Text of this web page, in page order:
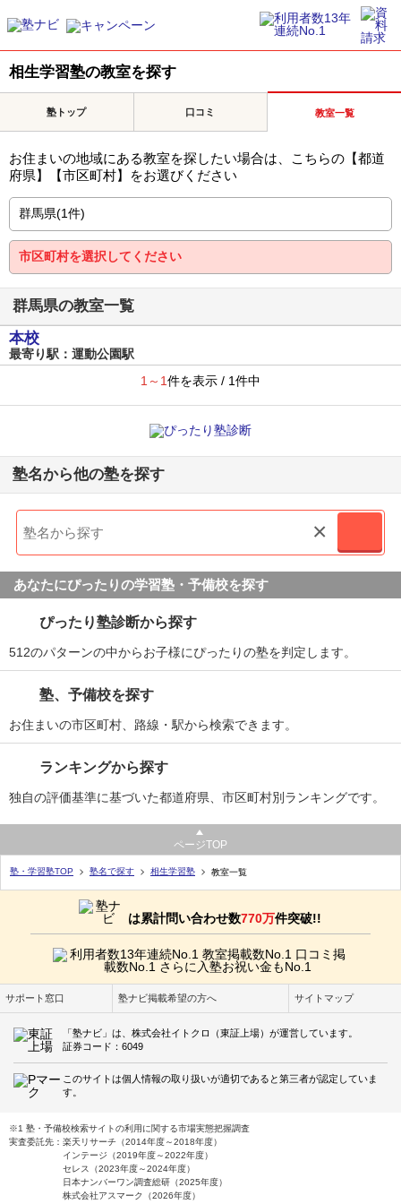
相生学習塾の教室を探す
塾トップ 口コミ 教室一覧
お住まいの地域にある教室を探したい場合は、こちらの【都道
府県】【市区町村】をお選びください
群馬県の教室一覧
本校
最寄り駅：運動公園駅
1～1件を表示 / 1件中
塾名から他の塾を探す
×
あなたにぴったりの学習塾・予備校を探す
ぴったり塾診断から探す
512のパターンの中からお子様にぴったりの塾を判定します。
塾、予備校を探す
お住まいの市区町村、路線・駅から検索できます。
ランキングから探す
独自の評価基準に基づいた都道府県、市区町村別ランキングです。
ページTOP
塾・学習塾TOP 塾名で探す 相生学習塾 教室一覧
は累計問い合わせ数770万件突破!!
サポート窓口 塾ナビ掲載希望の方へ サイトマップ
「塾ナビ」は、株式会社イトクロ（東証上場）が運営しています。
証券コード：6049
このサイトは個人情報の取り扱いが適切であると第三者が認定していま
す。
※1 塾・予備校検索サイトの利用に関する市場実態把握調査
実査委託先：楽天リサーチ（2014年度～2018年度）
インテージ（2019年度～2022年度）
セレス（2023年度～2024年度）
日本ナンバーワン調査総研（2025年度）
株式会社アスマーク（2026年度）